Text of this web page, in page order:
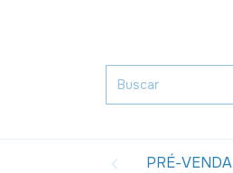
PRÉ-VENDA